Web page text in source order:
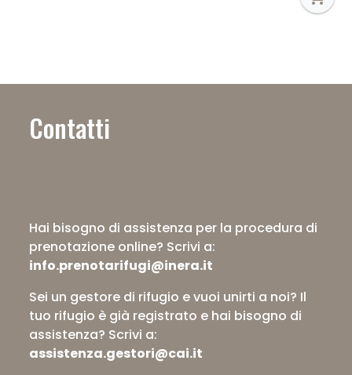
Contatti
Hai bisogno di assistenza per la procedura di
prenotazione online? Scrivi a:
info.prenotarifugi@inera.it
Sei un gestore di rifugio e vuoi unirti a noi? Il
tuo rifugio è già registrato e hai bisogno di
assistenza? Scrivi a:
assistenza.gestori@cai.it